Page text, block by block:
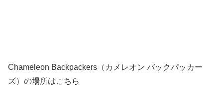
Chameleon Backpackers（カメレオン バックパッカー
ズ）の場所はこちら